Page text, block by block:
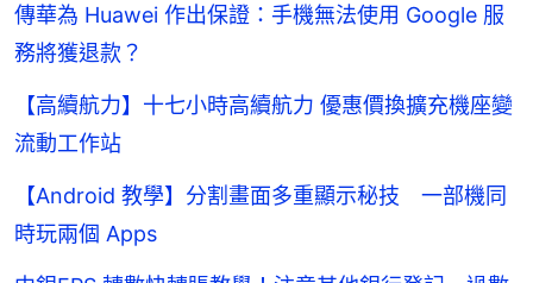
傳華為 Huawei 作出保證：手機無法使用 Google 服
務將獲退款？
【高續航力】十七小時高續航力 優惠價換擴充機座變
流動工作站
【Android 教學】分割畫面多重顯示秘技 一部機同
時玩兩個 Apps